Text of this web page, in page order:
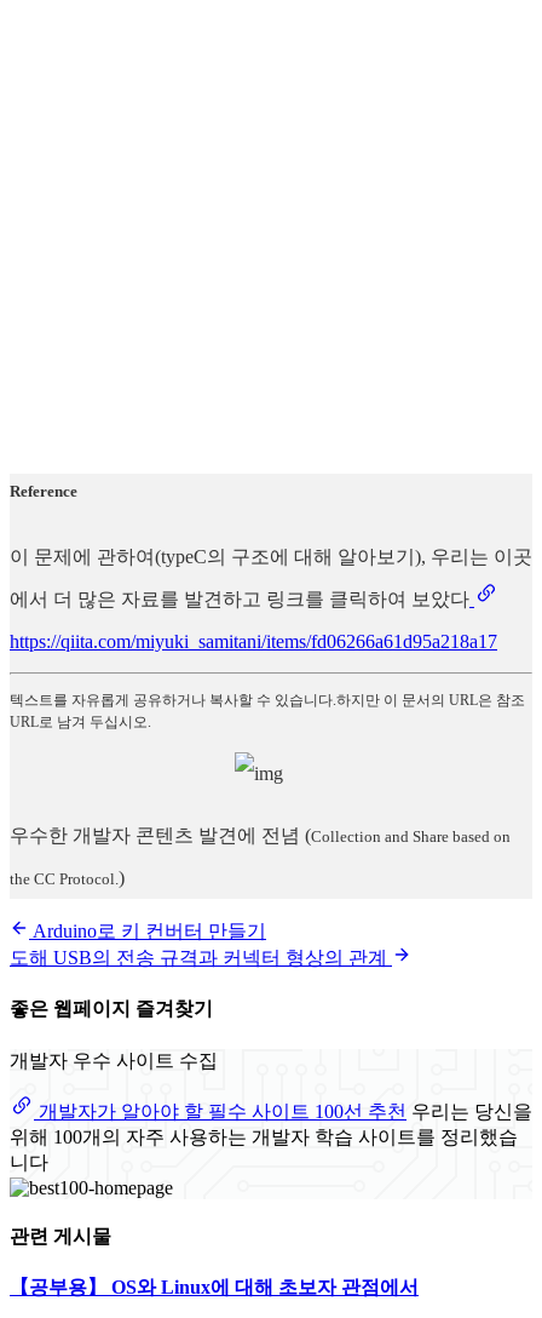
Reference
이 문제에 관하여(typeC의 구조에 대해 알아보기), 우리는 이곳
에서 더 많은 자료를 발견하고 링크를 클릭하여 보았다
https://qiita.com/miyuki_samitani/items/fd06266a61d95a218a17
텍스트를 자유롭게 공유하거나 복사할 수 있습니다.하지만 이 문서의 URL은 참조
URL로 남겨 두십시오.
우수한 개발자 콘텐츠 발견에 전념 (Collection and Share based on
the CC Protocol.)
Arduino로 키 컨버터 만들기
도해 USB의 전송 규격과 커넥터 형상의 관계
좋은 웹페이지 즐겨찾기
개발자 우수 사이트 수집
개발자가 알아야 할 필수 사이트 100선 추천 우리는 당신을
위해 100개의 자주 사용하는 개발자 학습 사이트를 정리했습
니다
관련 게시물
【공부용】 OS와 Linux에 대해 초보자 관점에서